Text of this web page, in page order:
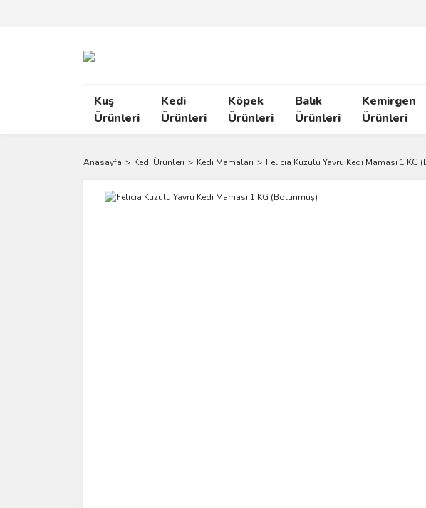
Kuş
Ürünleri
Kedi
Ürünleri
Köpek
Ürünleri
Balık
Ürünleri
Kemirgen
Ürünleri
Anasayfa Kedi Ürünleri Kedi Mamaları Felicia Kuzulu Yavru Kedi Maması 1 KG